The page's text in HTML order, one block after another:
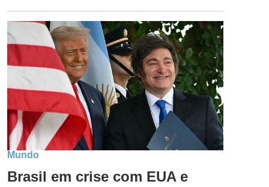
Mundo
Brasil em crise com EUA e